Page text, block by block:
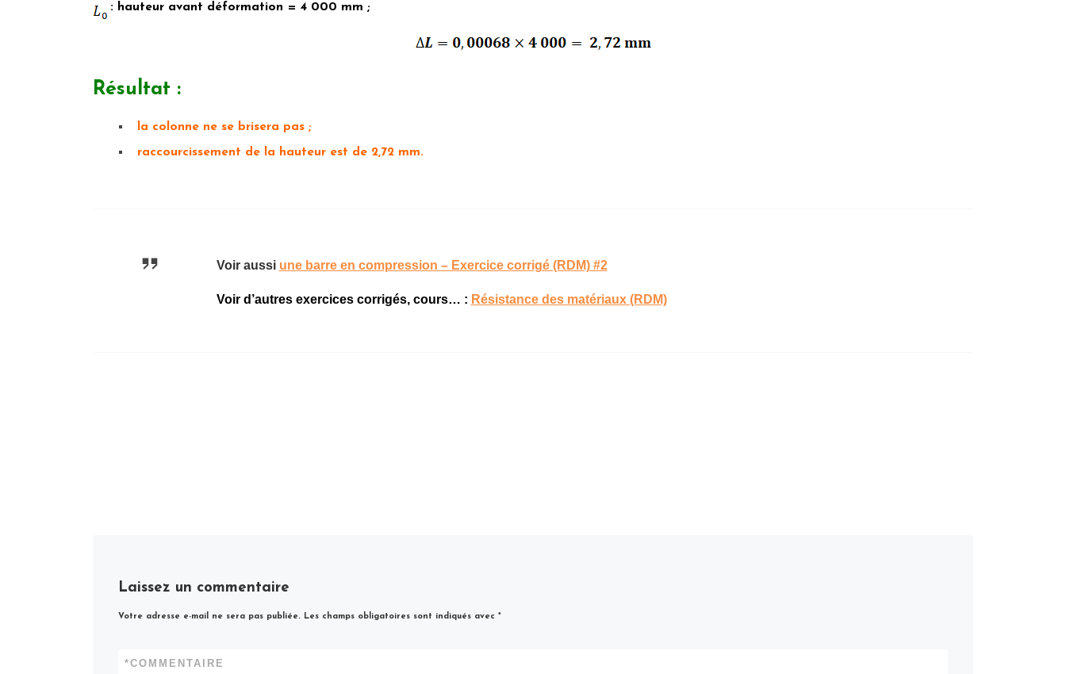
: hauteur avant déformation = 4 000 mm ;
Résultat :
la colonne ne se brisera pas ;
raccourcissement de la hauteur est de 2,72 mm.
Voir aussi une barre en compression – Exercice corrigé (RDM) #2
Voir d’autres exercices corrigés, cours… : Résistance des matériaux (RDM)
Laissez un commentaire
Votre adresse e-mail ne sera pas publiée. Les champs obligatoires sont indiqués avec*
COMMENTAIRE
*